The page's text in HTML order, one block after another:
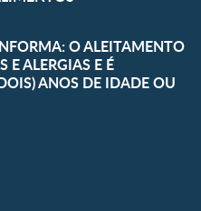
O ALEITAMENTO
E ALERGIAS E É
ANOS DE IDADE OU